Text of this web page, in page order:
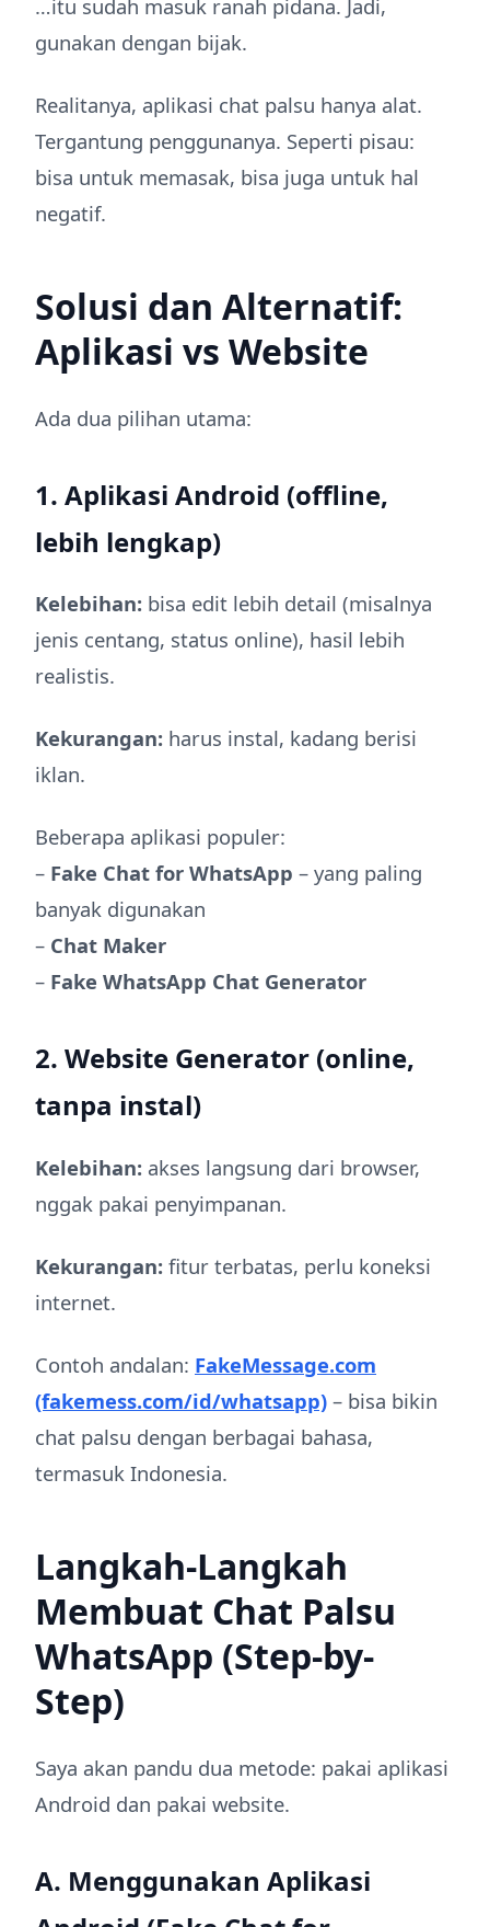
…itu sudah masuk ranah pidana. Jadi,
gunakan dengan bijak.
Realitanya, aplikasi chat palsu hanya alat.
Tergantung penggunanya. Seperti pisau:
bisa untuk memasak, bisa juga untuk hal
negatif.
Solusi dan Alternatif:
Aplikasi vs Website
Ada dua pilihan utama:
1. Aplikasi Android (offline,
lebih lengkap)
Kelebihan: bisa edit lebih detail (misalnya
jenis centang, status online), hasil lebih
realistis.
Kekurangan: harus instal, kadang berisi
iklan.
Beberapa aplikasi populer:
– Fake Chat for WhatsApp – yang paling
banyak digunakan
– Chat Maker
– Fake WhatsApp Chat Generator
2. Website Generator (online,
tanpa instal)
Kelebihan: akses langsung dari browser,
nggak pakai penyimpanan.
Kekurangan: fitur terbatas, perlu koneksi
internet.
Contoh andalan: FakeMessage.com
(fakemess.com/id/whatsapp) – bisa bikin
chat palsu dengan berbagai bahasa,
termasuk Indonesia.
Langkah-Langkah
Membuat Chat Palsu
WhatsApp (Step-by-
Step)
Saya akan pandu dua metode: pakai aplikasi
Android dan pakai website.
A. Menggunakan Aplikasi